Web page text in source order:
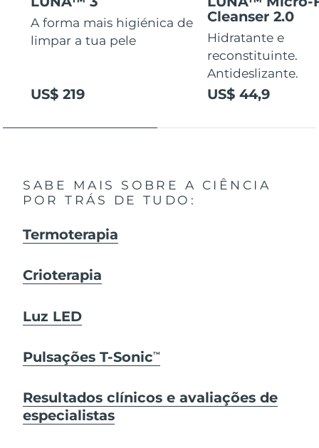
A forma mais higiénica de
limpar a tua pele
US$ 219
Cleanser 2.0
Hidratante e
reconstituinte.
Antideslizante.
US$ 44,9
SABE MAIS SOBRE A CIÊNCIA
POR TRÁS DE TUDO:
Termoterapia
Crioterapia
Luz LED
Pulsações T-SonicTM
Resultados clínicos e avaliações de
especialistas